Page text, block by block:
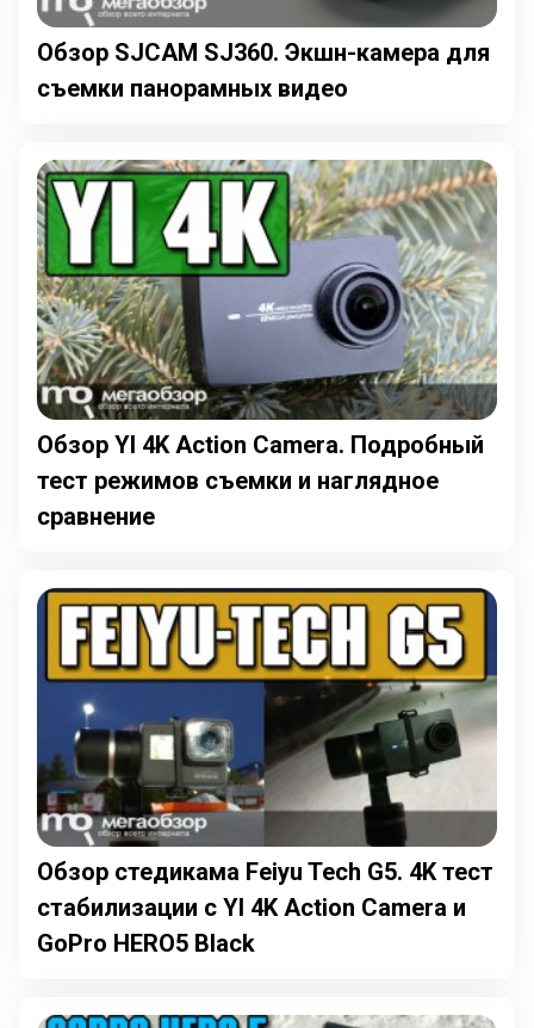
Обзор SJCAM SJ360. Экшн-камера для
съемки панорамных видео
Обзор YI 4K Action Camera. Подробный
тест режимов съемки и наглядное
сравнение
Обзор стедикама Feiyu Tech G5. 4K тест
стабилизации с YI 4K Action Camera и
GoPro HERO5 Black